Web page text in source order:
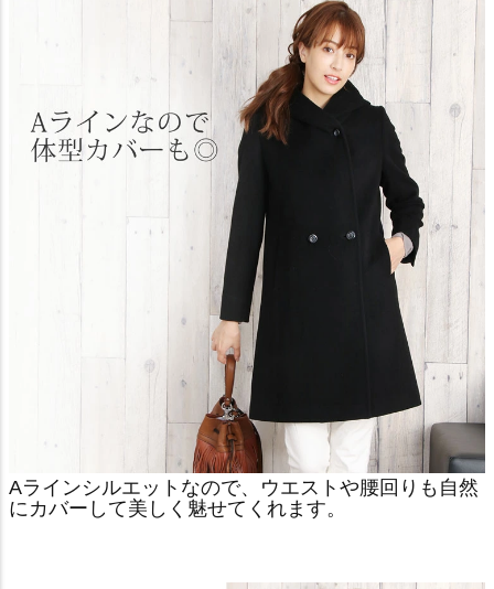
Aラインシルエットなので、ウエストや腰回りも自然
にカバーして美しく魅せてくれます。